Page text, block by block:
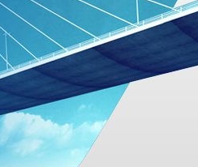
纺织
化工
运输工具